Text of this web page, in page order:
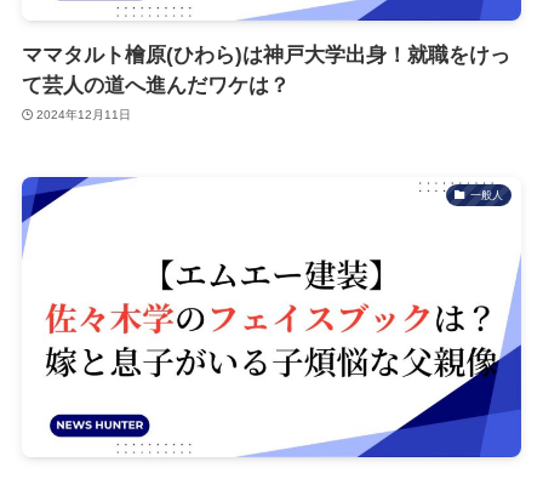
ママタルト檜原(ひわら)は神戸大学出身！就職をけっ
て芸人の道へ進んだワケは？
2024年12月11日
一般人